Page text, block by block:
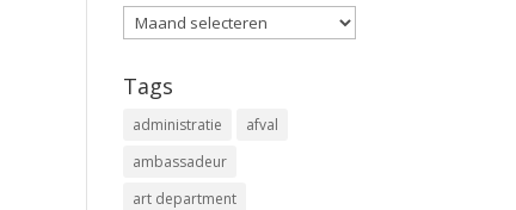
Archieven
Tags
administratie
afval
ambassadeur
art department